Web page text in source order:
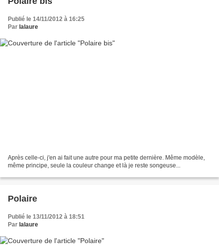
Publié le 14/11/2012 à 16:25
Par lalaure
Après celle-ci, j'en ai fait une autre pour ma petite dernière. Même modèle,
même principe, seule la couleur change et là je reste songeuse...
Polaire
Publié le 13/11/2012 à 18:51
Par lalaure